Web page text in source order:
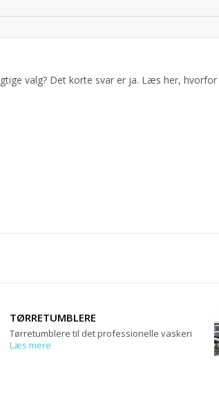
valg? Det korte svar er ja. Læs her, hvorfor
TØRRETUMBLERE
Tørretumblere til det professionelle vaskeri
Læs mere